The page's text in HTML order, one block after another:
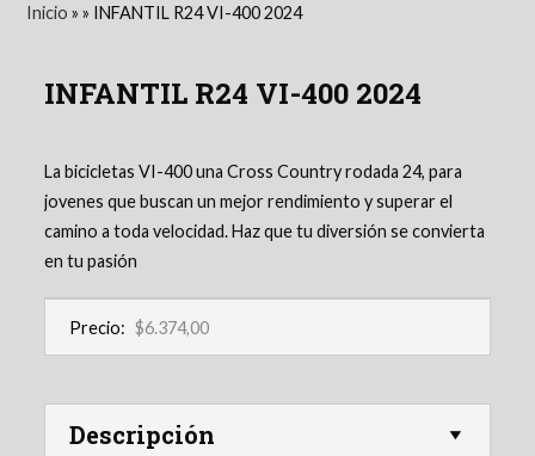
Inicio »» INFANTIL R24 VI-400 2024
INFANTIL R24 VI-400 2024
La bicicletas VI-400 una Cross Country rodada 24, para
jovenes que buscan un mejor rendimiento y superar el
camino a toda velocidad. Haz que tu diversión se convierta
en tu pasión
Precio: $6.374,00
Descripción